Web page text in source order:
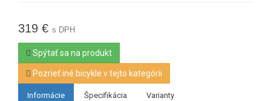
319 € s DPH
Spýtať sa na produkt
Pozrieť iné bicykle v tejto kategórii
Informácie Špecifikácia Varianty